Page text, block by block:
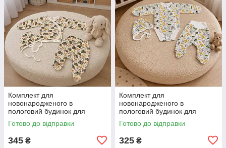
Комплект для
новонародженого в
пологовий будинок для
прогулянок 56 розмір
розпашування повзуни та
чепчик заміри на додаткових
фото
Готово до відправки
345 ₴
Комплект для
новонародженого в
пологовий будинок для
прогулянок 56 розмір боді
повзуни та чепчик заміри на
Готово до відправки
325 ₴